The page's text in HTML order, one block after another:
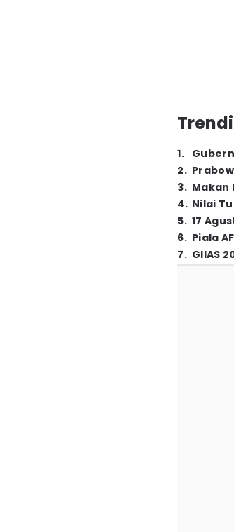
1.
2.
3. Makan
4. Nilai
5. 17
6. Piala
7. GIIAS